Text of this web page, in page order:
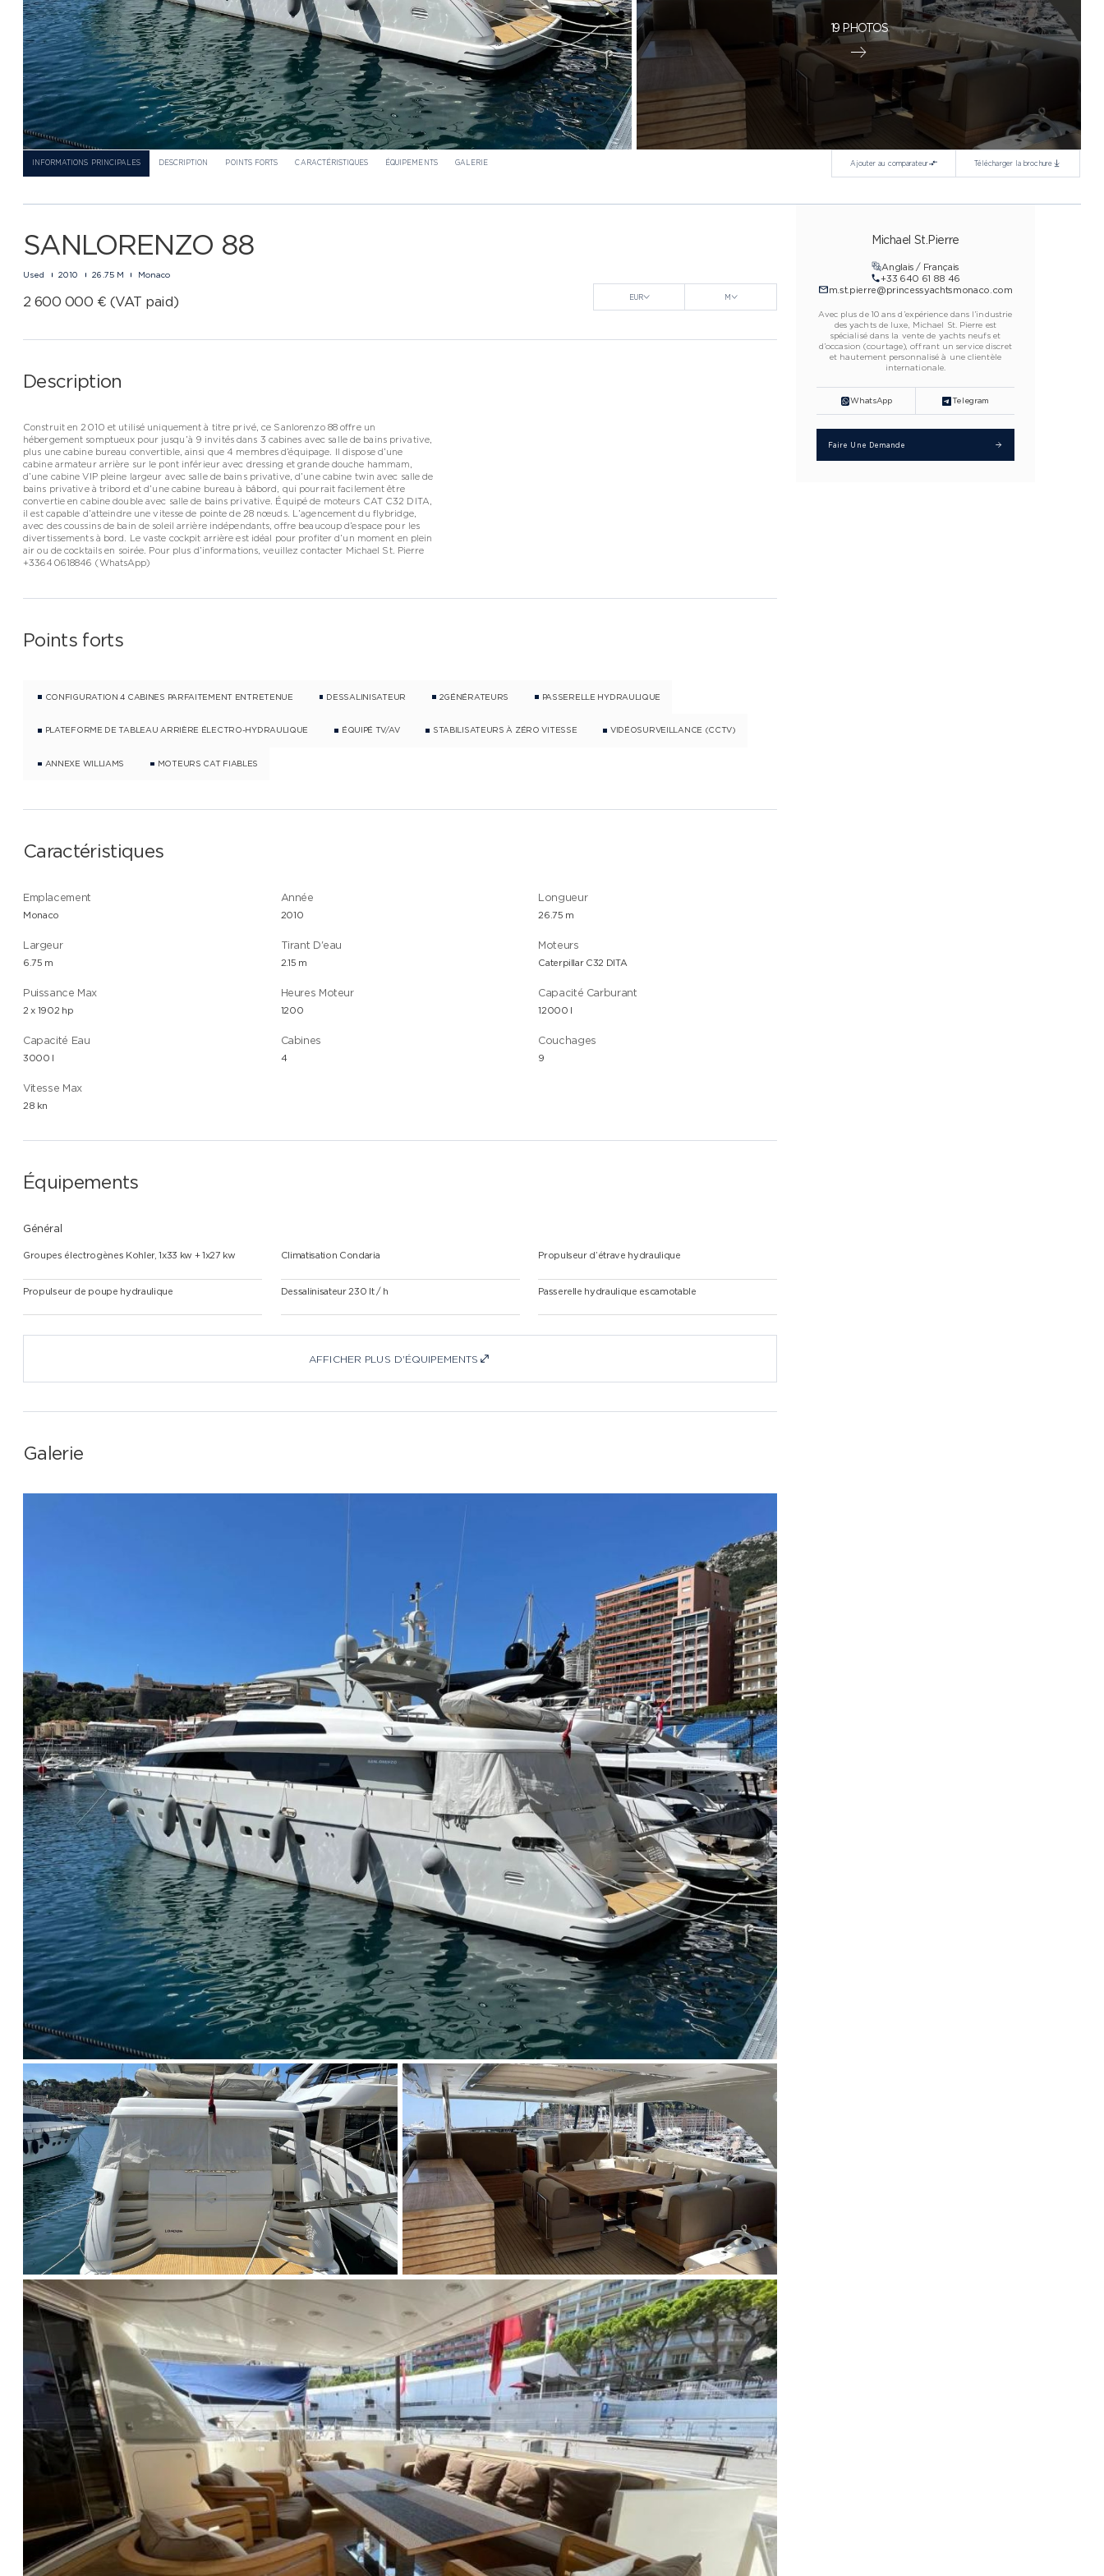
19 PHOTOS
INFORMATIONS PRINCIPALES DESCRIPTION POINTS FORTS CARACTÉRISTIQUES ÉQUIPEMENTS GALERIE Ajouter au comparateur Télécharger la brochure
SANLORENZO 88
Used 2010 26.75 M Monaco
2 600 000 € (VAT paid) EUR M
Description
Construit en 2010 et utilisé uniquement à titre privé, ce Sanlorenzo 88 offre un
hébergement somptueux pour jusqu’à 9 invités dans 3 cabines avec salle de bains privative,
plus une cabine bureau convertible, ainsi que 4 membres d’équipage. Il dispose d’une
cabine armateur arrière sur le pont inférieur avec dressing et grande douche hammam,
d’une cabine VIP pleine largeur avec salle de bains privative, d’une cabine twin avec salle de
bains privative à tribord et d’une cabine bureau à bâbord, qui pourrait facilement être
convertie en cabine double avec salle de bains privative. Équipé de moteurs CAT C32 DITA,
il est capable d’atteindre une vitesse de pointe de 28 nœuds. L’agencement du flybridge,
avec des coussins de bain de soleil arrière indépendants, offre beaucoup d’espace pour les
divertissements à bord. Le vaste cockpit arrière est idéal pour profiter d’un moment en plein
air ou de cocktails en soirée. Pour plus d’informations, veuillez contacter Michael St. Pierre
+33640618846 (WhatsApp)
Points forts
CONFIGURATION 4 CABINES PARFAITEMENT ENTRETENUE DESSALINISATEUR 2GÉNÉRATEURS PASSERELLE HYDRAULIQUE
PLATEFORME DE TABLEAU ARRIÈRE ÉLECTRO-HYDRAULIQUE ÉQUIPÉ TV/AV STABILISATEURS À ZÉRO VITESSE VIDÉOSURVEILLANCE (CCTV)
ANNEXE WILLIAMS MOTEURS CAT FIABLES
Caractéristiques
Emplacement
Monaco
Année
2010
Longueur
26.75 m
Largeur
6.75 m
Tirant D'eau
2.15 m
Moteurs
Caterpillar C32 DITA
Puissance Max
2 x 1902 hp
Heures Moteur
1200
Capacité Carburant
12000 l
Capacité Eau
3000 l
Cabines
4
Couchages
9
Vitesse Max
28 kn
Équipements
Général
Groupes électrogènes Kohler, 1x33 kw + 1x27 kw Climatisation Condaria Propulseur d’étrave hydraulique
Propulseur de poupe hydraulique Dessalinisateur 230 lt / h Passerelle hydraulique escamotable
AFFICHER PLUS D'ÉQUIPEMENTS
Galerie
Michael St.Pierre
Anglais / Français
+33 640 61 88 46
m.st.pierre@princessyachtsmonaco.com
Avec plus de 10 ans d’expérience dans l’industrie
des yachts de luxe, Michael St. Pierre est
spécialisé dans la vente de yachts neufs et
d’occasion (courtage), offrant un service discret
et hautement personnalisé à une clientèle
internationale.
WhatsApp Telegram
Faire Une Demande